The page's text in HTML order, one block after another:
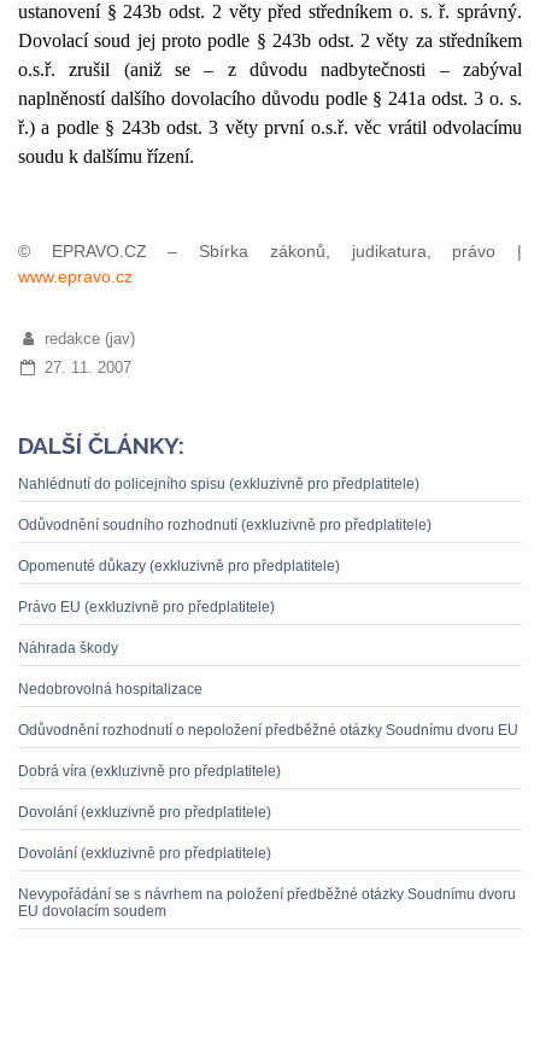
ustanovení § 243b odst. 2 věty před středníkem o. s. ř. správný.
Dovolací soud jej proto podle § 243b odst. 2 věty za středníkem
o.s.ř. zrušil (aniž se – z důvodu nadbytečnosti – zabýval
naplněností dalšího dovolacího důvodu podle § 241a odst. 3 o. s.
ř.) a podle § 243b odst. 3 věty první o.s.ř. věc vrátil odvolacímu
soudu k dalšímu řízení.
© EPRAVO.CZ – Sbírka zákonů, judikatura, právo |
www.epravo.cz
redakce (jav)
27. 11. 2007
DALŠÍ ČLÁNKY:
Nahlédnutí do policejního spisu (exkluzivně pro předplatitele)
Odůvodnění soudního rozhodnutí (exkluzivně pro předplatitele)
Opomenuté důkazy (exkluzivně pro předplatitele)
Právo EU (exkluzivně pro předplatitele)
Náhrada škody
Nedobrovolná hospitalizace
Odůvodnění rozhodnutí o nepoložení předběžné otázky Soudnímu dvoru EU
Dobrá víra (exkluzivně pro předplatitele)
Dovolání (exkluzivně pro předplatitele)
Dovolání (exkluzivně pro předplatitele)
Nevypořádání se s návrhem na položení předběžné otázky Soudnímu dvoru
EU dovolacím soudem